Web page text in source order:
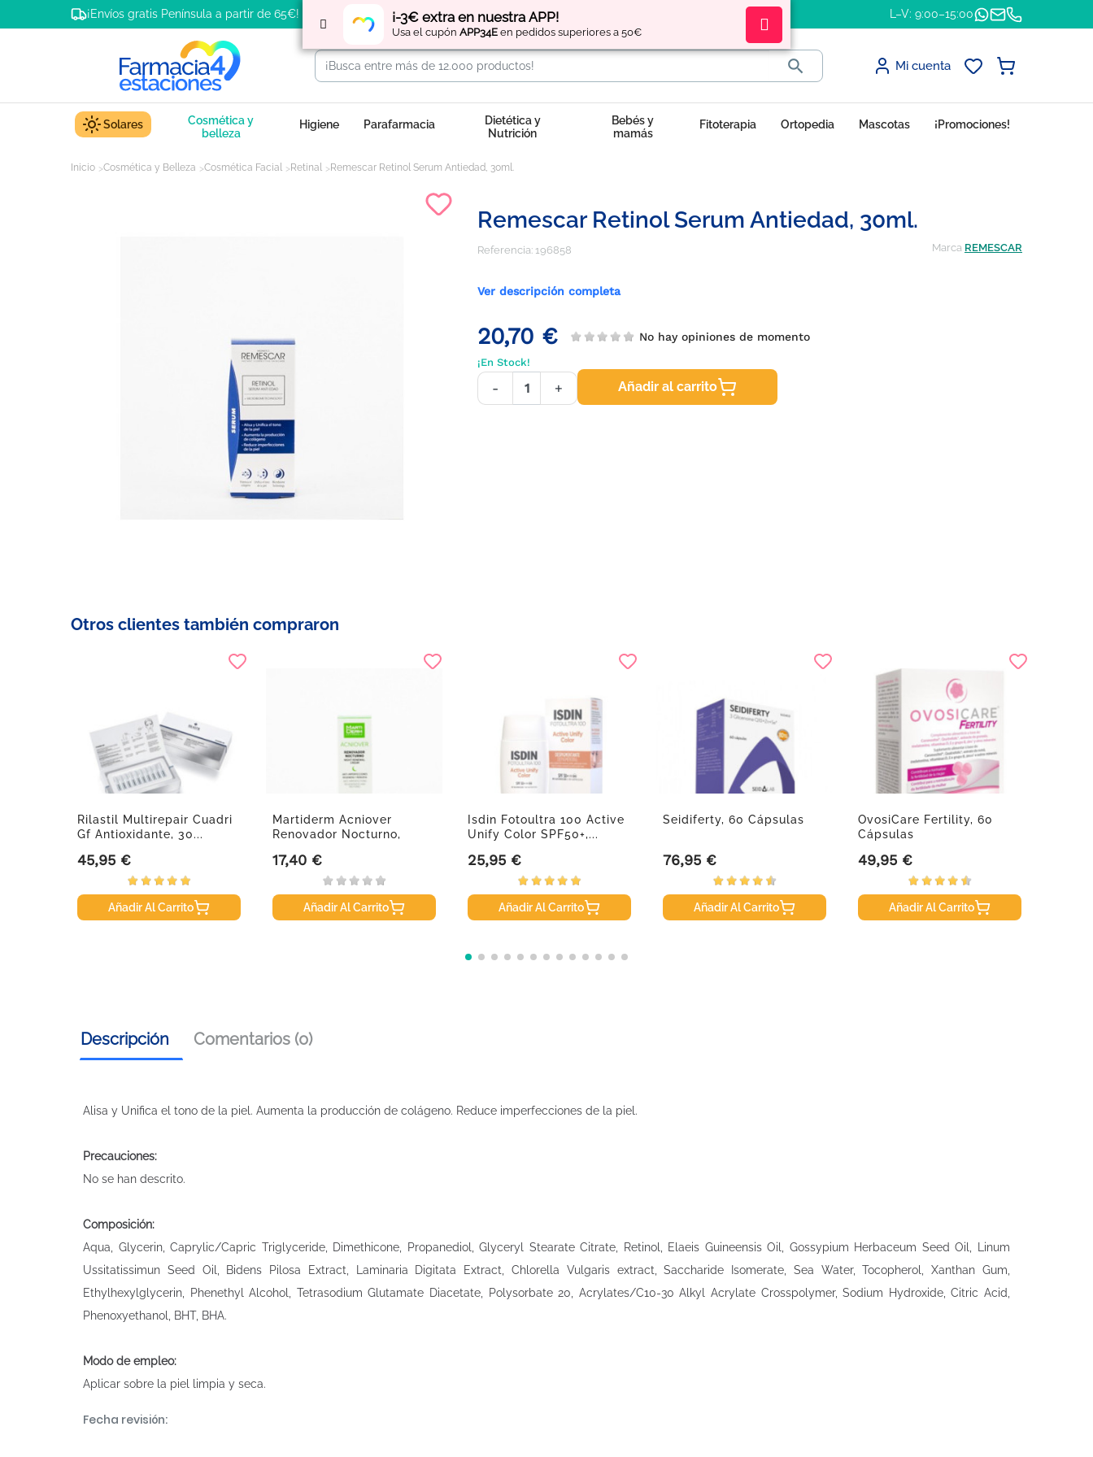
¡-3€ extra en nuestra APP!
Usa el cupón APP34E en pedidos superiores a 50€
¡Envíos gratis Península a partir de 65€! Regístratey obtén L–V: 9:00–15:00
 Mi cuenta
Solares
Cosmética y
belleza
Higiene Parafarmacia
Dietética y
Nutrición
Bebés y
mamás
Fitoterapia Ortopedia Mascotas ¡Promociones!
Inicio Cosmética y Belleza Cosmética Facial Retinal Remescar Retinol Serum Antiedad, 30ml.
Remescar Retinol Serum Antiedad, 30ml.
Referencia: 196858 Marca REMESCAR
Ver descripción completa
20,70 € No hay opiniones de momento
¡En Stock!
- + Añadir al carrito
Otros clientes también compraron
Rilastil Multirepair Cuadri
Gf Antioxidante, 30...
Precio
45,95 €
Añadir Al Carrito
Martiderm Acniover
Renovador Nocturno,
Precio
17,40 €
Añadir Al Carrito
Isdin Fotoultra 100 Active
Unify Color SPF50+,...
Precio
25,95 €
Añadir Al Carrito
Seidiferty, 60 Cápsulas
Precio
76,95 €
Añadir Al Carrito
OvosiCare Fertility, 60
Cápsulas
Precio
49,95 €
Añadir Al Carrito
Descripción Comentarios (0)
Alisa y Unifica el tono de la piel. Aumenta la producción de colágeno. Reduce imperfecciones de la piel.
Precauciones:
No se han descrito.
Composición:
Aqua, Glycerin, Caprylic/Capric Triglyceride, Dimethicone, Propanediol, Glyceryl Stearate Citrate, Retinol, Elaeis Guineensis Oil, Gossypium Herbaceum Seed Oil, Linum
Ussitatissimun Seed Oil, Bidens Pilosa Extract, Laminaria Digitata Extract, Chlorella Vulgaris extract, Saccharide Isomerate, Sea Water, Tocopherol, Xanthan Gum,
Ethylhexylglycerin, Phenethyl Alcohol, Tetrasodium Glutamate Diacetate, Polysorbate 20, Acrylates/C10-30 Alkyl Acrylate Crosspolymer, Sodium Hydroxide, Citric Acid,
Phenoxyethanol, BHT, BHA.
Modo de empleo:
Aplicar sobre la piel limpia y seca.
Fecha revisión: